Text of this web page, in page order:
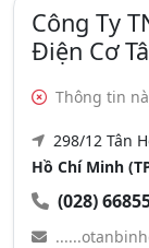
Công Ty
Điện Cơ
Thông tin
298/12 Tân
Hồ Chí Minh
(028)